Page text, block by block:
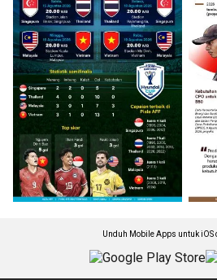
Unduh Mobile Apps untuk iOS